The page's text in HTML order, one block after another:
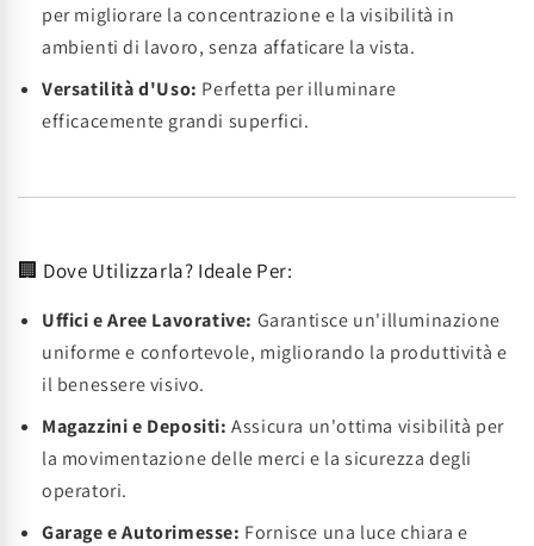
per migliorare la concentrazione e la visibilità in
ambienti di lavoro, senza affaticare la vista.
Versatilità d'Uso: Perfetta per illuminare
efficacemente grandi superfici.
🏢 Dove Utilizzarla? Ideale Per:
Uffici e Aree Lavorative: Garantisce un'illuminazione
uniforme e confortevole, migliorando la produttività e
il benessere visivo.
Magazzini e Depositi: Assicura un'ottima visibilità per
la movimentazione delle merci e la sicurezza degli
operatori.
Garage e Autorimesse: Fornisce una luce chiara e